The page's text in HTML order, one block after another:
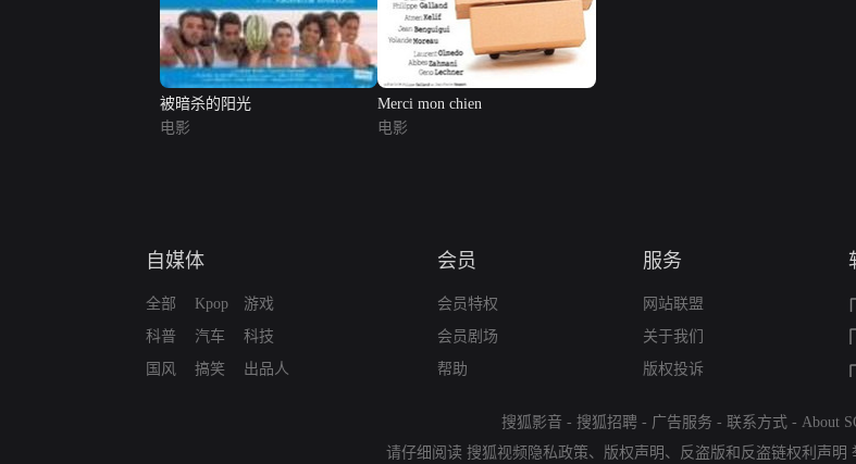
被暗杀的阳光
电影
Merci mon chien
电影
自媒体
全部
科普
国风
Kpop
汽车
搞笑
游戏
科技
出品人
会员
会员特权
会员剧场
帮助
服务
网站联盟
关于我们
版权投诉
搜狐影音 - 搜狐招聘 - 广告服务 - 联系方式 - About
请仔细阅读 搜狐视频隐私政策、 版权声明 、 反盗版和反盗链权利声明